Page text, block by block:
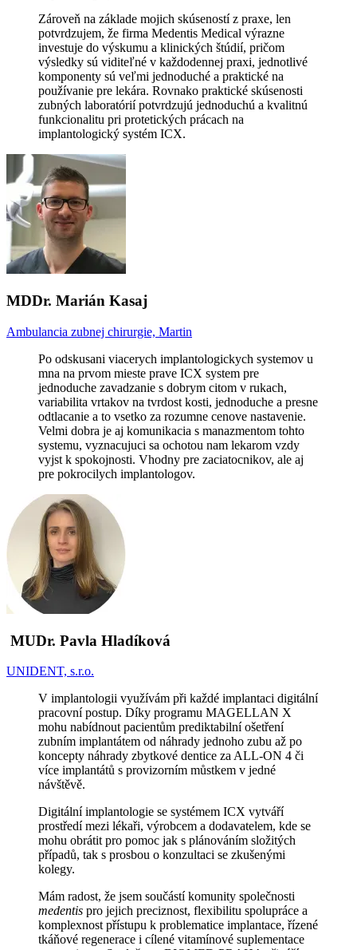
Zároveň na základe mojich skúseností z praxe, len
potvrdzujem, že firma Medentis Medical výrazne
investuje do výskumu a klinických štúdií, pričom
výsledky sú viditeľné v každodennej praxi, jednotlivé
komponenty sú veľmi jednoduché a praktické na
používanie pre lekára. Rovnako praktické skúsenosti
zubných laboratórií potvrdzujú jednoduchú a kvalitnú
funkcionalitu pri protetických prácach na
implantologický systém ICX.
MDDr. Marián Kasaj
Ambulancia zubnej chirurgie, Martin
Po odskusani viacerych implantologickych systemov u
mna na prvom mieste prave ICX system pre
jednoduche zavadzanie s dobrym citom v rukach,
variabilita vrtakov na tvrdost kosti, jednoduche a presne
odtlacanie a to vsetko za rozumne cenove nastavenie.
Velmi dobra je aj komunikacia s manazmentom tohto
systemu, vyznacujuci sa ochotou nam lekarom vzdy
vyjst k spokojnosti. Vhodny pre zaciatocnikov, ale aj
pre pokrocilych implantologov.
​​ MUDr. Pavla Hladíková
UNIDENT, s.r.o.
V implantologii využívám při každé implantaci digitální
pracovní postup. Díky programu MAGELLAN X
mohu nabídnout pacientům prediktabilní ošetření
zubním implantátem od náhrady jednoho zubu až po
koncepty náhrady zbytkové dentice za ALL-ON 4 či
více implantátů s provizorním můstkem v jedné
návštěvě.
Digitální implantologie se systémem ICX vytváří
prostředí mezi lékaři, výrobcem a dodavatelem, kde se
mohu obrátit pro pomoc jak s plánováním složitých
případů, tak s prosbou o konzultaci se zkušenými
kolegy.
Mám radost, že jsem součástí komunity společnosti
medentis pro jejich preciznost, flexibilitu spolupráce a
komplexnost přístupu k problematice implantace, řízené
tkáňové regenerace i cílené vitamínové suplementace